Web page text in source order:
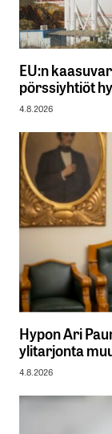
EU:n
pörssiyhtiöt
4.8.2026
Hypon Ari
ylitarjonta
4.8.2026